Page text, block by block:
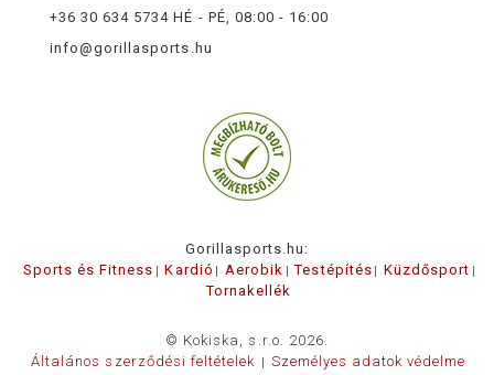
+36 30 634 5734 HÉ - PÉ, 08:00 - 16:00
info@gorillasports.hu
Gorillasports.hu:
Sports és Fitness
Kardió Aerobik Testépítés
Küzdősport
Tornakellék
© Kokiska, s.r.o. 2026.
Általános szerződési feltételek
Személyes adatok védelme